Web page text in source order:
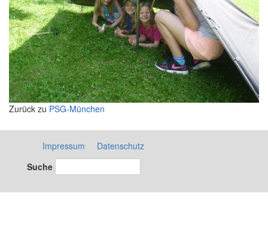
Zurück zu PSG-München
Impressum
Datenschutz
Suche